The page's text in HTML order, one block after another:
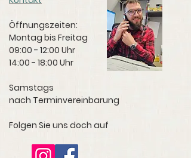
Öffnungszeiten:
Montag bis Freitag
09:00 - 12:00 Uhr
14:00 - 18:00 Uhr
Samstags
nach Terminvereinbarung
Folgen Sie uns doch auf